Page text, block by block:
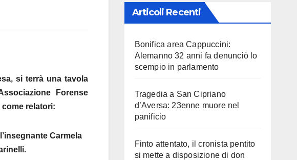
si terrà una tavola
Forense
relatori:
Carmela
Articoli Recenti
Bonifica area Cappuccini:
Alemanno 32 anni fa denunciò lo
scempio in parlamento
Tragedia a San Cipriano
d’Aversa: 23enne muore nel
panificio
Finto attentato, il cronista pentito
si mette a disposizione di don